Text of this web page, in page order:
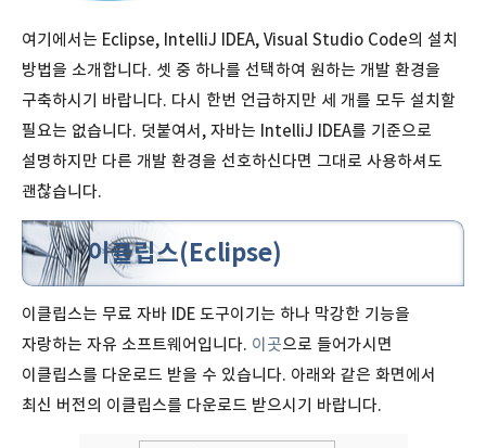
여기에서는 Eclipse, IntelliJ IDEA, Visual Studio Code의 설치
방법을 소개합니다. 셋 중 하나를 선택하여 원하는 개발 환경을
구축하시기 바랍니다. 다시 한번 언급하지만 세 개를 모두 설치할
필요는 없습니다. 덧붙여서, 자바는 IntelliJ IDEA를 기준으로
설명하지만 다른 개발 환경을 선호하신다면 그대로 사용하셔도
괜찮습니다.
이클립스(Eclipse)
이클립스는 무료 자바 IDE 도구이기는 하나 막강한 기능을
자랑하는 자유 소프트웨어입니다. 이곳으로 들어가시면
이클립스를 다운로드 받을 수 있습니다. 아래와 같은 화면에서
최신 버전의 이클립스를 다운로드 받으시기 바랍니다.